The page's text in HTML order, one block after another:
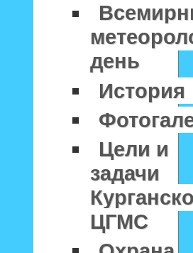
день
История
Цели и
задачи
ЦГМС